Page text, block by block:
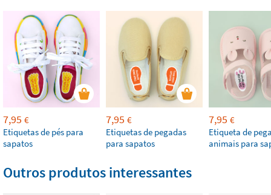
7,95 €
Etiquetas de pés para
sapatos
7,95 €
Etiquetas de pegadas
para sapatos
7,95 €
Etiqueta de
animais para
Outros produtos interessantes